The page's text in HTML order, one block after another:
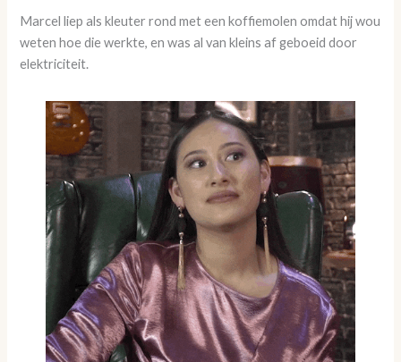
Marcel liep als kleuter rond met een koffiemolen omdat hij wou
weten hoe die werkte, en was al van kleins af geboeid door
elektriciteit.